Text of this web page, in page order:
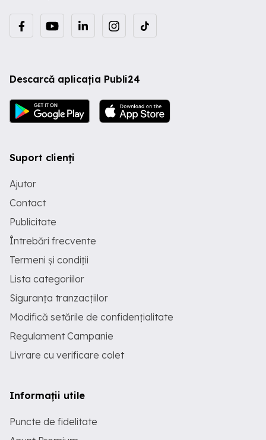
Descarcă aplicația Publi24
Suport clienți
Ajutor
Contact
Publicitate
Întrebări frecvente
Termeni și condiții
Lista categoriilor
Siguranța tranzacțiilor
Modifică setările de confidențialitate
Regulament Campanie
Livrare cu verificare colet
Informații utile
Puncte de fidelitate